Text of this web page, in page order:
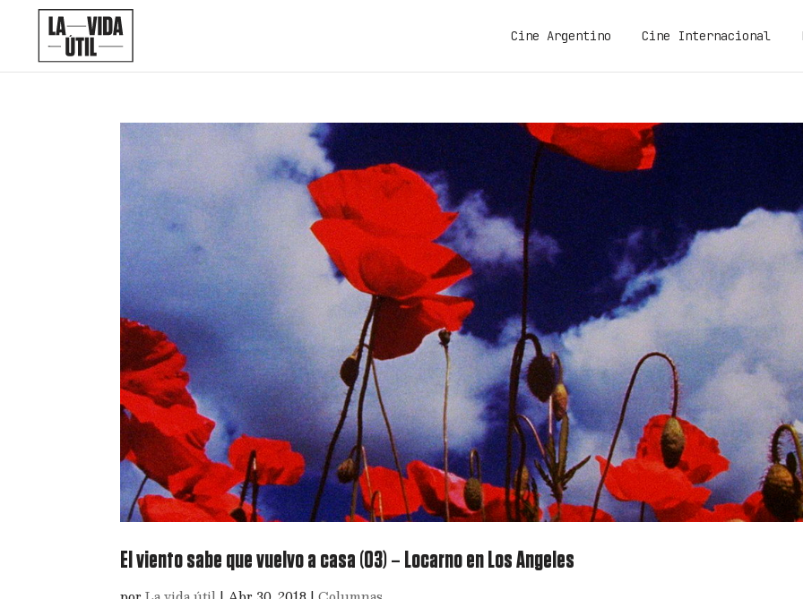
Cine Argentino Cine Internacional
El viento sabe que vuelvo a casa (03) – Locarno en Los Angeles